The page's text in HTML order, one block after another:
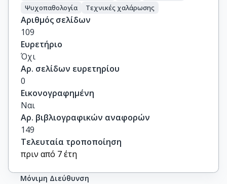
Ψυχοπαθολογία
Τεχνικές χαλάρωσης
Αριθμός σελίδων
109
Ευρετήριο
Όχι
Αρ. σελίδων ευρετηρίου
0
Εικονογραφημένη
Ναι
Αρ. βιβλιογραφικών αναφορών
149
Τελευταία τροποποίηση
πριν από 7 έτη
Μόνιμη Διεύθυνση